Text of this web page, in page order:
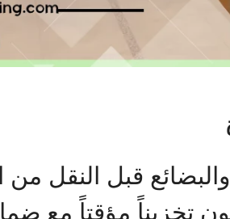
قبل النقل من
تخزيناً مؤقتاً مع